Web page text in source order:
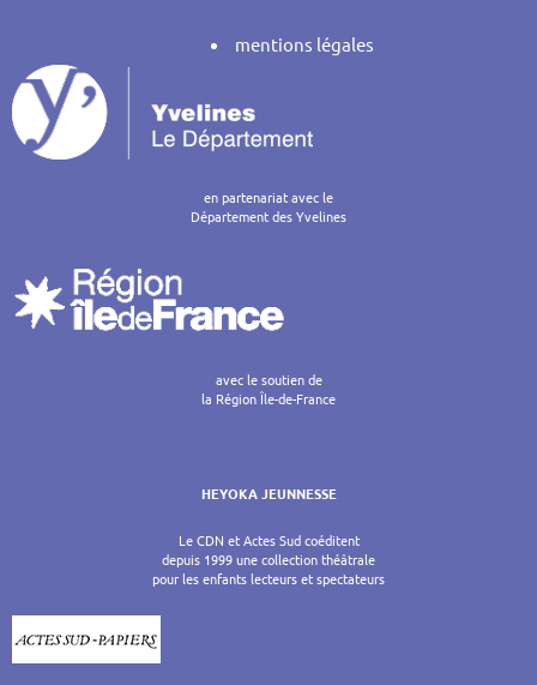
mentions légales
en partenariat avec le
Département des Yvelines
avec le soutien de
la Région Île-de-France
HEYOKA JEUNNESSE
Le CDN et Actes Sud coéditent
depuis 1999 une collection théâtrale
pour les enfants lecteurs et spectateurs